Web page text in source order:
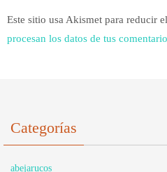
Este sitio usa Akismet para reducir
procesan los datos de tus
Categorías
abejarucos